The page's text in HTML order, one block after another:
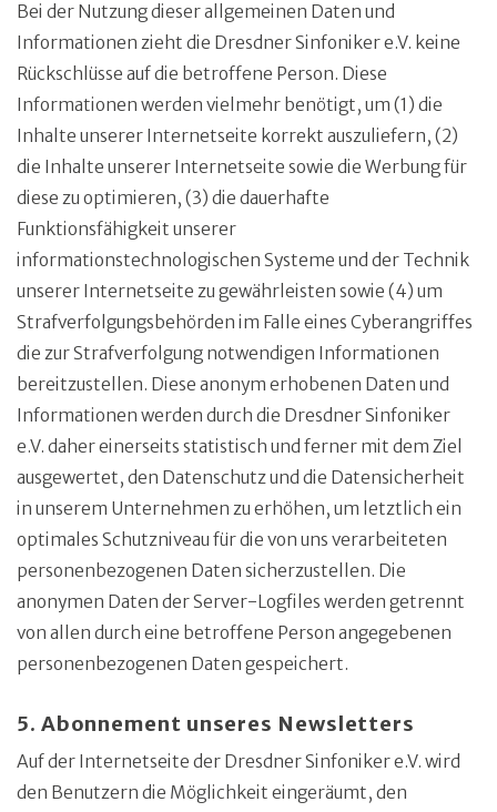
Bei der Nutzung dieser allgemeinen Daten und
Informationen zieht die Dresdner Sinfoniker e.V. keine
Rückschlüsse auf die betroffene Person. Diese
Informationen werden vielmehr benötigt, um (1) die
Inhalte unserer Internetseite korrekt auszuliefern, (2)
die Inhalte unserer Internetseite sowie die Werbung für
diese zu optimieren, (3) die dauerhafte
Funktionsfähigkeit unserer
informationstechnologischen Systeme und der Technik
unserer Internetseite zu gewährleisten sowie (4) um
Strafverfolgungsbehörden im Falle eines Cyberangriffes
die zur Strafverfolgung notwendigen Informationen
bereitzustellen. Diese anonym erhobenen Daten und
Informationen werden durch die Dresdner Sinfoniker
e.V. daher einerseits statistisch und ferner mit dem Ziel
ausgewertet, den Datenschutz und die Datensicherheit
in unserem Unternehmen zu erhöhen, um letztlich ein
optimales Schutzniveau für die von uns verarbeiteten
personenbezogenen Daten sicherzustellen. Die
anonymen Daten der Server-Logfiles werden getrennt
von allen durch eine betroffene Person angegebenen
personenbezogenen Daten gespeichert.
5. Abonnement unseres Newsletters
Auf der Internetseite der Dresdner Sinfoniker e.V. wird
den Benutzern die Möglichkeit eingeräumt, den